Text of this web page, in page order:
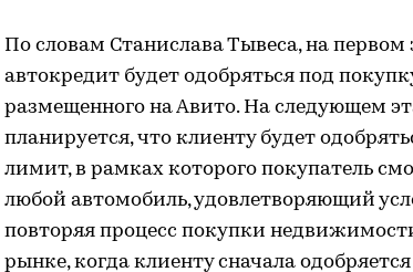
По словам Станислава Тывеса, на
автокредит будет одобряться под
размещенного на Авито. На следующем
планируется, что клиенту будет
лимит, в рамках которого покупатель
любой автомобиль, удовлетворяющий
повторяя процесс покупки
рынке, когда клиенту сначала